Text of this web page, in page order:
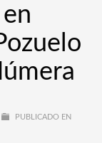
PUBLICADO EN